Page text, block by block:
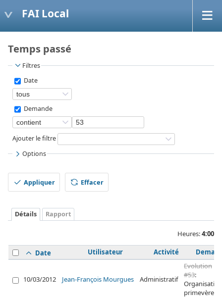
FAI Local
Temps passé
Filtres
Date
Demande
Ajouter le filtre
Options
Appliquer Effacer
Détails Rapport
Heures:4:00
Date Utilisateur Activité
10/03/2012 Jean-François Mourgues Administratif
Evolution
#53:
Organisation
primevère